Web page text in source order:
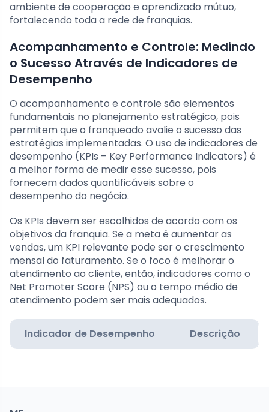
ambiente de cooperação e aprendizado mútuo,
fortalecendo toda a rede de franquias.
Acompanhamento e Controle: Medindo
o Sucesso Através de Indicadores de
Desempenho
O acompanhamento e controle são elementos
fundamentais no planejamento estratégico, pois
permitem que o franqueado avalie o sucesso das
estratégias implementadas. O uso de indicadores de
desempenho (KPIs – Key Performance Indicators) é
a melhor forma de medir esse sucesso, pois
fornecem dados quantificáveis sobre o
desempenho do negócio.
Os KPIs devem ser escolhidos de acordo com os
objetivos da franquia. Se a meta é aumentar as
vendas, um KPI relevante pode ser o crescimento
mensal do faturamento. Se o foco é melhorar o
atendimento ao cliente, então, indicadores como o
Net Promoter Score (NPS) ou o tempo médio de
atendimento podem ser mais adequados.
Indicador de Desempenho Descrição